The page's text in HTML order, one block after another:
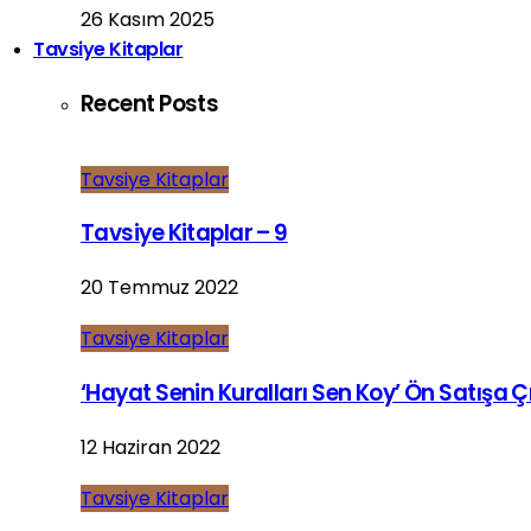
26 Kasım 2025
Tavsiye Kitaplar
Recent Posts
Tavsiye Kitaplar
Tavsiye Kitaplar – 9
20 Temmuz 2022
Tavsiye Kitaplar
‘Hayat Senin Kuralları Sen Koy’ Ön Satışa
12 Haziran 2022
Tavsiye Kitaplar